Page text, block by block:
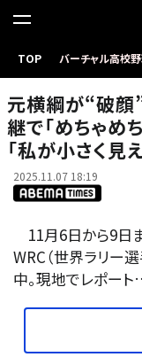
TOP バーチャル高校
「私が小さく見えます」爆笑誘う
元横綱が“破顔
継で「めちゃめ
「私が小さく見
2025.11.07 18:19
11月6日から9日
WRC（世界ラリー
中。現地でレポー